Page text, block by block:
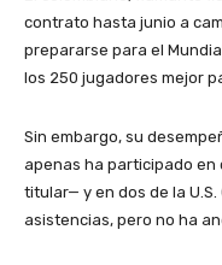
contrato hasta junio a
prepararse para el
los 250 jugadores mejor
Sin embargo, su
apenas ha participado en
titular— y en dos de la
asistencias, pero no ha